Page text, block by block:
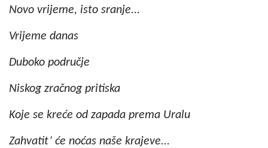
Novo vrijeme, isto sranje...
Vrijeme danas
Duboko područje
Niskog zračnog pritiska
Koje se kreće od zapada prema Uralu
Zahvatit’ će noćas naše krajeve...